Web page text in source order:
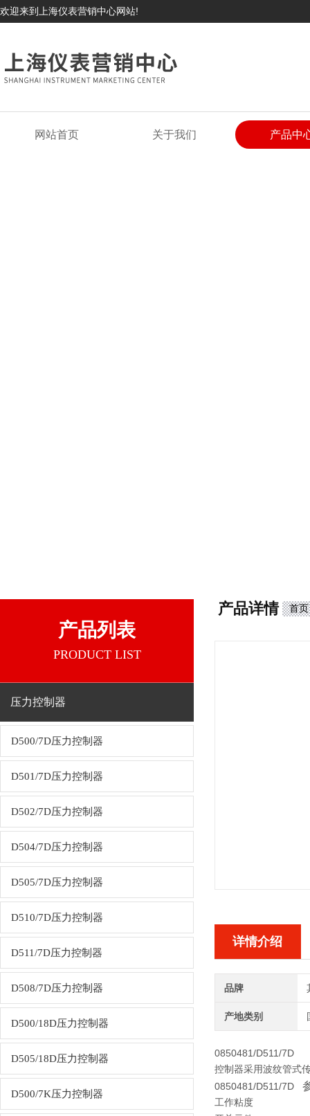
欢迎来到上海仪表营销中心网站!
网站首页 关于我们 产品中
产品列表
PRODUCT LIST
压力控制器
D500/7D压力控制器
D501/7D压力控制器
D502/7D压力控制器
D504/7D压力控制器
D505/7D压力控制器
D510/7D压力控制器
D511/7D压力控制器
D508/7D压力控制器
D500/18D压力控制器
D505/18D压力控制器
D500/7K压力控制器
产品详情 首页
详情介绍
品牌
产地类别
0850481/D511/7D
控制器采用波纹管式
0850481/D511/7D
工作粘度